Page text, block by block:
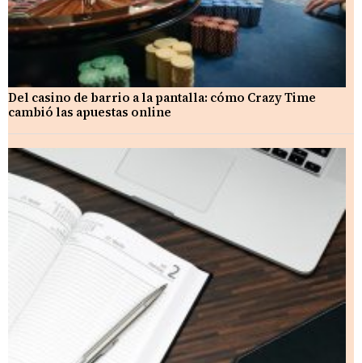
Del casino de barrio a la pantalla: cómo Crazy Time
cambió las apuestas online